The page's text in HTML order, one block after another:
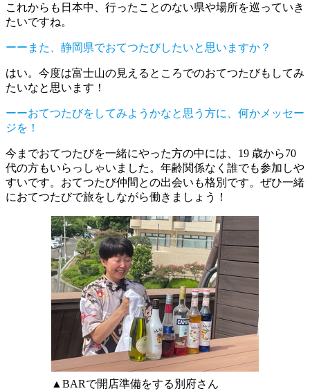
これからも日本中、行ったことのない県や場所を巡っていき
たいですね。
ーーまた、静岡県でおてつたびしたいと思いますか？
はい。今度は富士山の見えるところでのおてつたびもしてみ
たいなと思います！
ーーおてつたびをしてみようかなと思う方に、何かメッセー
ジを！
今までおてつたびを一緒にやった方の中には、19 歳から70
代の方もいらっしゃいました。年齢関係なく誰でも参加しや
すいです。おてつたび仲間との出会いも格別です。ぜひ一緒
におてつたびで旅をしながら働きましょう！
▲BARで開店準備をする別府さん